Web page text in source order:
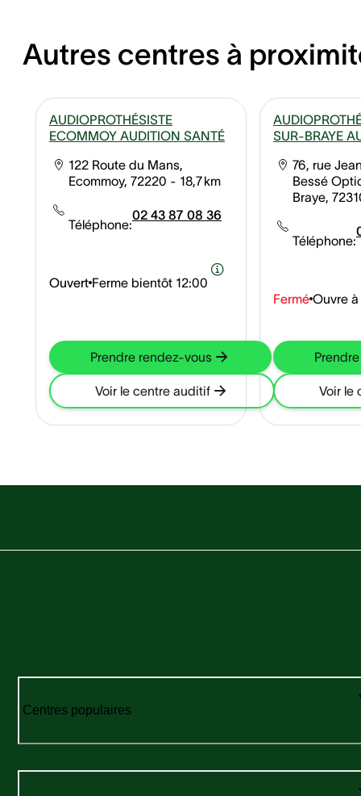
Autres centres à
AUDIOPROTHÉSISTE
ECOMMOY AUDITION SANTÉ
122 Route du Mans,
Ecommoy, 72220 - 18,7 km
Téléphone:
02 43 87 08 36
Ouvert Ferme bientôt 12:00
Prendre rendez-vous
Voir le centre auditif
SUR-BRAYE
76, rue
Bessé
Braye,
Téléphone:
Fermé Ouvre à
Voir le
Centres populaires